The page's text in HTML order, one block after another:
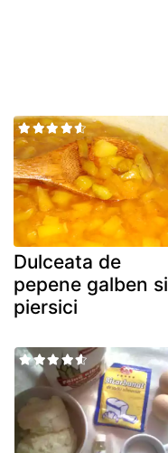
Dulceata de
pepene galben si
piersici